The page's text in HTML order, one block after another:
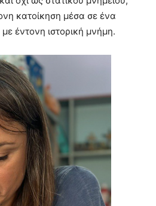
κατοίκηση μέσα σε ένα
έντονη ιστορική μνήμη.